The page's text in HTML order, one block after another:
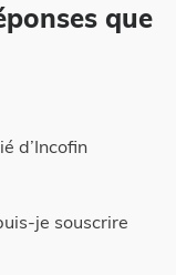
que
d’Incofin
je souscrire